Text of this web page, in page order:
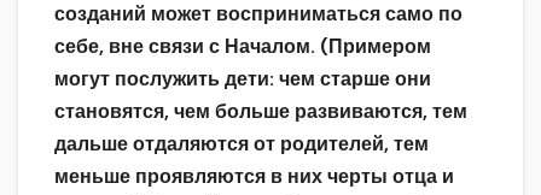
созданий может восприниматься само по
себе, вне связи с Началом. (Примером
могут послужить дети: чем старше они
становятся, чем больше развиваются, тем
дальше отдаляются от родителей, тем
меньше проявляются в них черты отца и